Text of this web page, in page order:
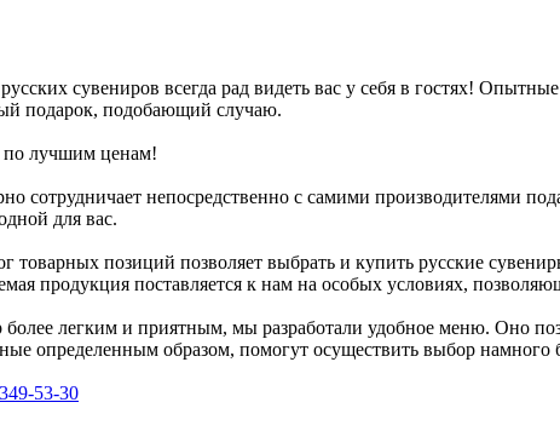
сувениров всегда рад видеть вас у себя в гостях!
подарок, подобающий случаю.
по лучшим ценам!
сотрудничает непосредственно с самими производителями
для вас.
товарных позиций позволяет выбрать и купить русские
продукция поставляется к нам на особых условиях,
легким и приятным, мы разработали удобное меню. Оно
определенным образом, помогут осуществить выбор намного
53-30